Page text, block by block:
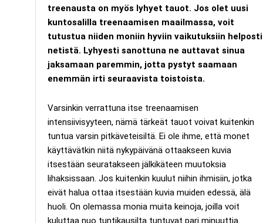
treenausta on myös lyhyet tauot. Jos olet uusi
kuntosalilla treenaamisen maailmassa, voit
tutustua niiden moniin hyviin vaikutuksiin helposti
netistä. Lyhyesti sanottuna ne auttavat sinua
jaksamaan paremmin, jotta pystyt saamaan
enemmän irti seuraavista toistoista.
Varsinkin verrattuna itse treenaamisen
intensiivisyyteen, nämä tärkeät tauot voivat kuitenkin
tuntua varsin pitkäveteisiltä. Ei ole ihme, että monet
käyttävätkin niitä nykypäivänä ottaakseen kuvia
itsestään seuratakseen jälkikäteen muutoksia
lihaksissaan. Jos kuitenkin kuulut niihin ihmisiin, jotka
eivät halua ottaa itsestään kuvia muiden edessä, älä
huoli. On olemassa monia muita keinoja, joilla voit
kuluttaa nuo tuntikausilta tuntuvat pari minuuttia.